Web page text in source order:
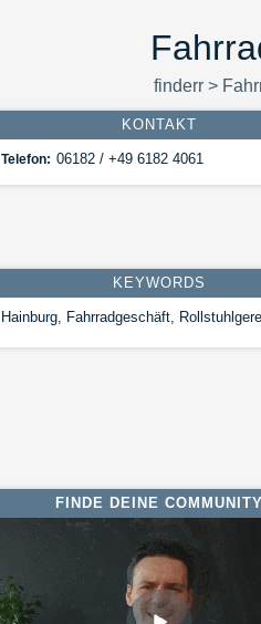
finderr>
KONTAKT
Telefon: 06182 / +49 6182 4061
KEYWORDS
Hainburg, Fahrradgeschäft,
FINDE DEINE COMMUNITY